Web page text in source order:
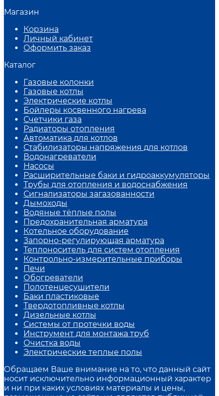
Магазин
Корзина
Личный кабинет
Оформить заказ
Каталог
Газовые колонки
Газовые котлы
Электрические котлы
Бойлеры косвенного нагрева
Счетчики газа
Радиаторы отопления
Автоматика для котлов
Стабилизаторы напряжения для котлов
Водонагреватели
Насосы
Расширительные баки и гидроаккумуляторы
Трубы для отопления и водоснабжения
Сигнализаторы загазованности
Дымоходы
Водяные тёплые полы
Предохранительная арматура
Котельное оборудование
Запорно-регулирующая арматура
Теплоноситель для систем отопления
Контрольно-измерительные приборы
Печи
Обогреватели
Полотенцесушители
Баки пластиковые
Твердотопливные котлы
Дизельные котлы
Системы от протечки воды
Инструмент для монтажа труб
Очистка воды
Электрические теплые полы
Обращаем Ваше внимание на то, что данный сайт
носит исключительно информационный характер
и ни при каких условиях материалы и цены,